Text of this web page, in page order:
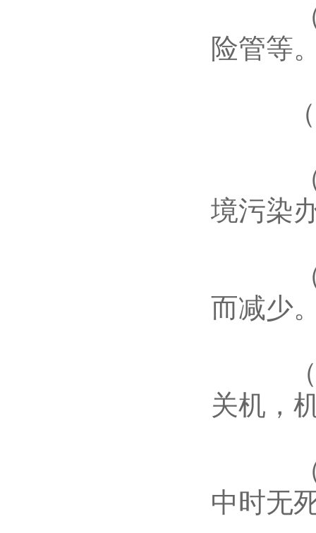
（10
险管等
（11
（12
境污染
（13
而减少
（14
关机，
（15
中时无